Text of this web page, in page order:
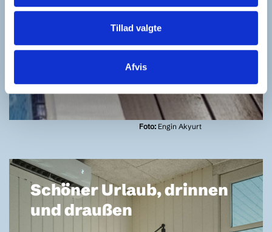
Tillad valgte
Afvis
Foto: Engin Akyurt
Schöner Urlaub, drinnen
und draußen